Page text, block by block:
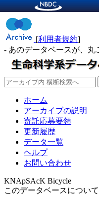
[利用者規約]
- あのデータベースが、
ホーム
アーカイブの説明
寄託応募要領
更新履歴
データ一覧
ヘルプ
お問い合わせ
KNApSAcK Bicycle
このデータベースについて